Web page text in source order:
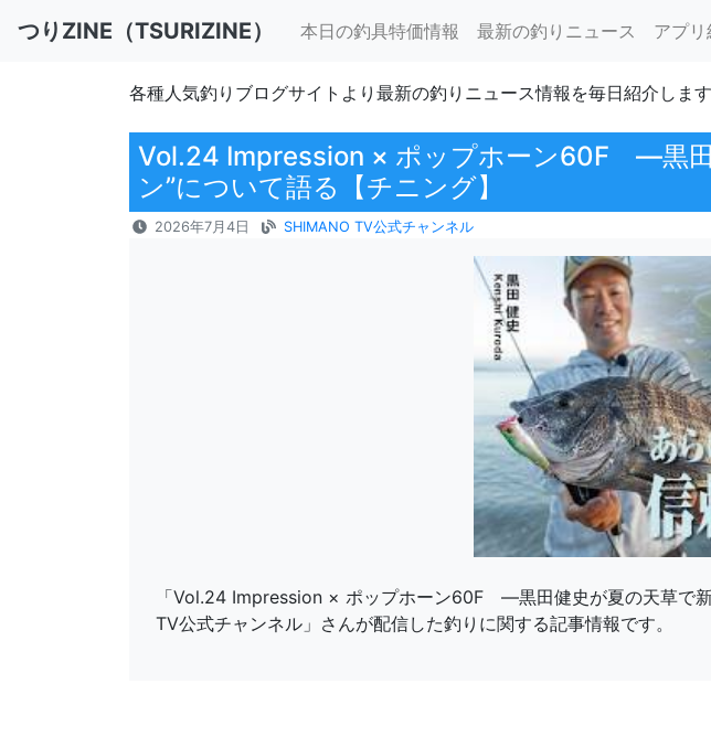
つりZINE（TSURIZINE） 本日の釣具特価情報 最新の釣りニュース アプリ
各種人気釣りブログサイトより最新の釣りニュース情報を毎日紹介します
Vol.24 Impression × ポップホーン60F ―黒田
ン”について語る【チニング】
2026年7月4日 SHIMANO TV公式チャンネル
「Vol.24 Impression × ポップホーン60F ―黒田健史が夏の天草で
TV公式チャンネル」さんが配信した釣りに関する記事情報です。